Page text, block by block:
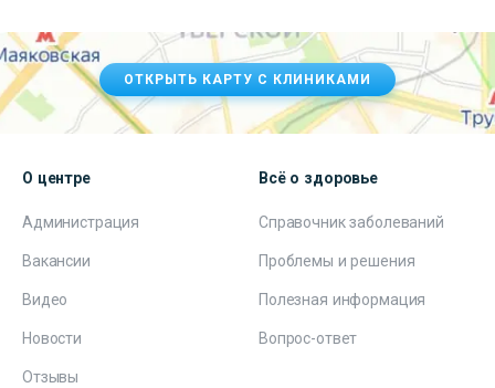
ОТКРЫТЬ КАРТУ С КЛИНИКАМИ
О центре
Администрация
Вакансии
Видео
Новости
Отзывы
Всё о здоровье
Справочник заболеваний
Проблемы и решения
Полезная информация
Вопрос-ответ